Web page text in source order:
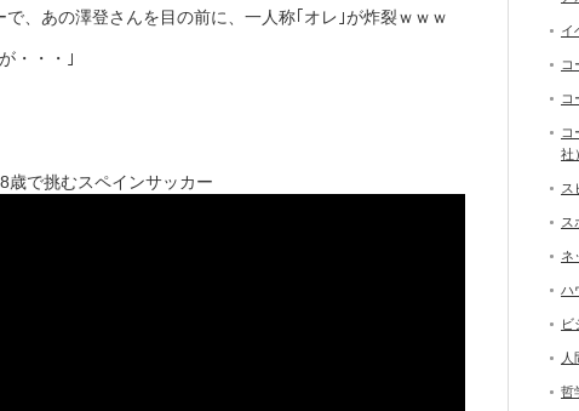
、あの澤登さんを目の前に、一人称｢オレ｣が炸裂ｗｗｗ
・・・｣
歳で挑むスペインサッカー
イ
コ
コ
コ
社
ス
ス
ネ
ハ
ビ
人
哲